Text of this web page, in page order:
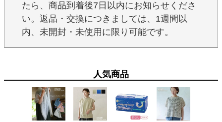
たら、商品到着後7日以内にお知らせくださ
い。返品・交換につきましては、1週間以
内、未開封・未使用に限り可能です。
人気商品